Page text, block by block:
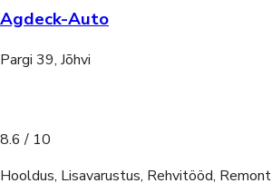
Agdeck-Auto
Pargi 39, Jõhvi
8.6 / 10
Hooldus, Lisavarustus, Rehvitööd, Remont